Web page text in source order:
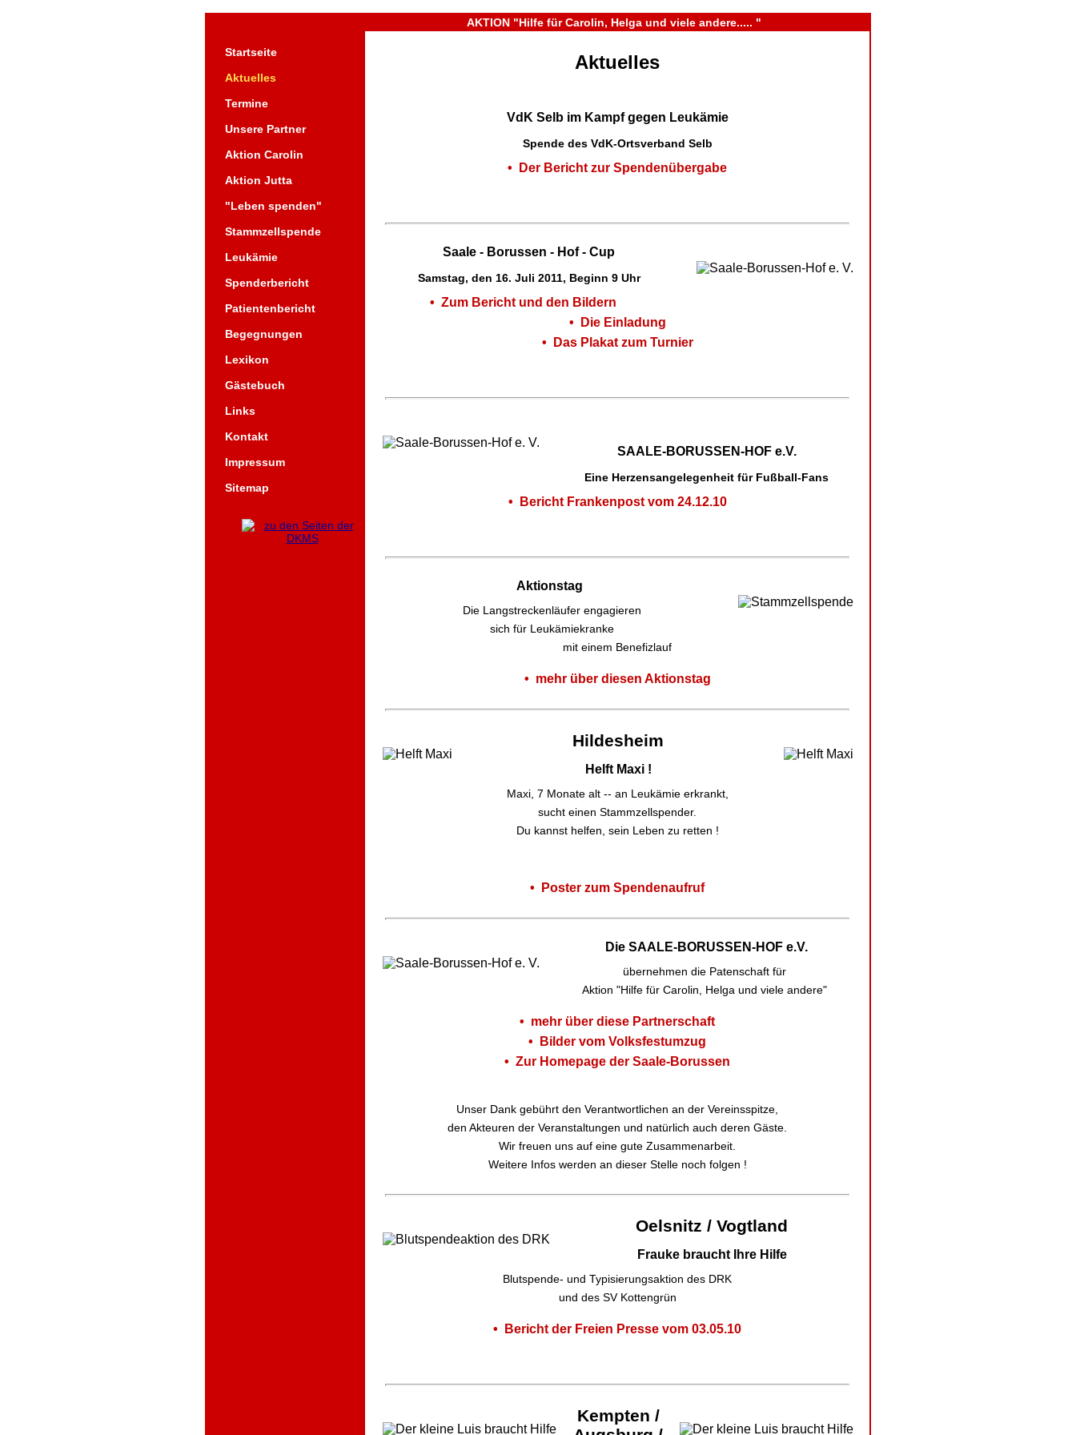
AKTION "Hilfe für Carolin, Helga und viele andere..... "
Startseite
Aktuelles
Termine
Unsere Partner
Aktion Carolin
Aktion Jutta
"Leben spenden"
Stammzellspende
Leukämie
Spenderbericht
Patientenbericht
Begegnungen
Lexikon
Gästebuch
Links
Kontakt
Impressum
Sitemap
Aktuelles
VdK Selb im Kampf gegen Leukämie
Spende des VdK-Ortsverband Selb
• Der Bericht zur Spendenübergabe
Saale - Borussen - Hof - Cup
Samstag, den 16. Juli 2011, Beginn 9 Uhr
• Zum Bericht und den Bildern
• Die Einladung
• Das Plakat zum Turnier
SAALE-BORUSSEN-HOF e.V.
Eine Herzensangelegenheit für Fußball-Fans
• Bericht Frankenpost vom 24.12.10
Aktionstag
Die Langstreckenläufer engagieren
sich für Leukämiekranke
mit einem Benefizlauf
• mehr über diesen Aktionstag
Hildesheim
Helft Maxi !
Maxi, 7 Monate alt -- an Leukämie erkrankt,
sucht einen Stammzellspender.
Du kannst helfen, sein Leben zu retten !
• Poster zum Spendenaufruf
Die SAALE-BORUSSEN-HOF e.V.
übernehmen die Patenschaft für
Aktion "Hilfe für Carolin, Helga und viele andere"
• mehr über diese Partnerschaft
• Bilder vom Volksfestumzug
• Zur Homepage der Saale-Borussen
Unser Dank gebührt den Verantwortlichen an der Vereinsspitze,
den Akteuren der Veranstaltungen und natürlich auch deren Gäste.
Wir freuen uns auf eine gute Zusammenarbeit.
Weitere Infos werden an dieser Stelle noch folgen !
Oelsnitz / Vogtland
Frauke braucht Ihre Hilfe
Blutspende- und Typisierungsaktion des DRK
und des SV Kottengrün
• Bericht der Freien Presse vom 03.05.10
Kempten /